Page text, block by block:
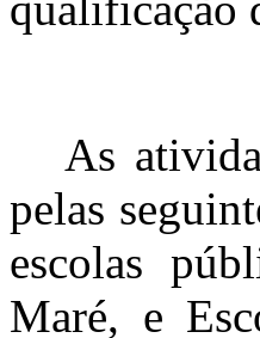
As
pelas
escolas
Maré, e